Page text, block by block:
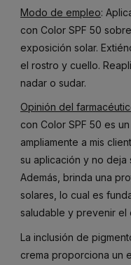
Modo de empleo:
con Color SPF 50
exposición solar.
el rostro y cuello.
nadar o sudar.
Opinión del
con Color SPF 50 es
ampliamente a mis
su aplicación y no deja
Además, brinda una
solares, lo cual es
saludable y prevenir el
La inclusión de
crema proporciona un